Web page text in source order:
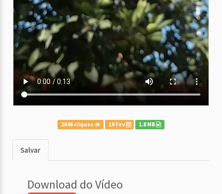
2046 cliques 19 Fev 1.8 MB
Salvar
Download do Vídeo